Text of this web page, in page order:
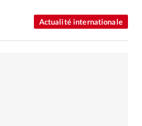
Actualité internationale